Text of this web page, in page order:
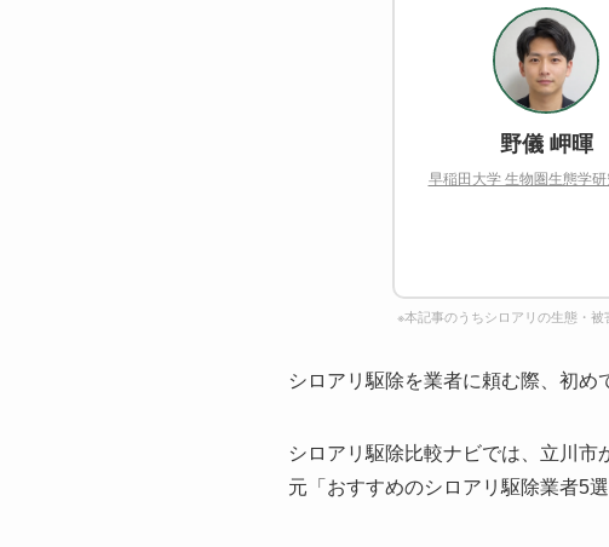
野儀 岬暉
早稲田大学 生物圏生態学
※本記事のうちシロアリの生態・被
シロアリ駆除を業者に頼む際、初め
シロアリ駆除比較ナビでは、立川市
元「おすすめのシロアリ駆除業者5